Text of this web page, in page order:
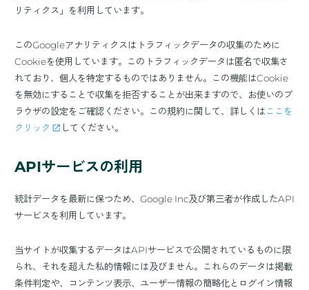
リティクス」を利用しています。
このGoogleアナリティクスはトラフィックデータの収集のために
Cookieを使用しています。このトラフィックデータは匿名で収集さ
れており、個人を特定するものではありません。この機能はCookie
を無効にすることで収集を拒否することが出来ますので、お使いのブ
ラウザの設定をご確認ください。この規約に関して、詳しくはここを
クリック
してください。
APIサービスの利用
統計データを最新に保つため、Google Inc及び第三者が作成したAPI
サービスを利用しています。
当サイトが収集するデータはAPIサービスで公開されているものに限
られ、それを超えた私的情報には及びません。これらのデータは掲載
条件判定や、コンテンツ表示、ユーザー情報の簡略化とログイン情報